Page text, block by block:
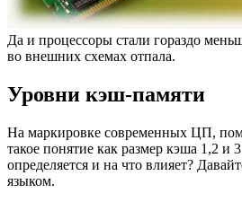
Да и процессоры стали гораздо
во внешних схемах отпала.
Уровни кэш-памяти
На маркировке современных ЦП,
такое понятие как размер кэша 1,2 и
определяется и на что влияет?
языком.